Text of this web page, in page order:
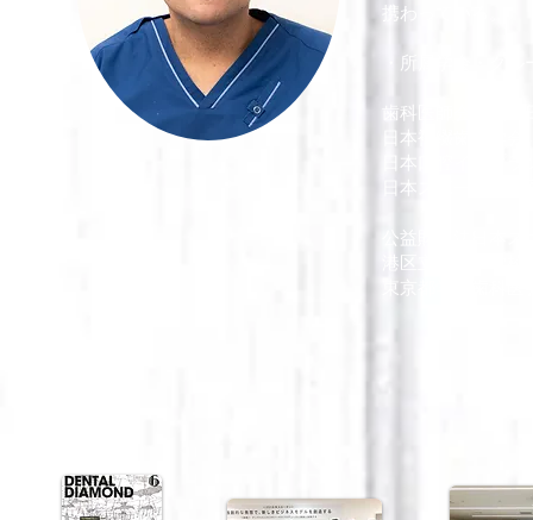
携わっている。
・所属学会・グ
歯科医師会会員
日本補綴歯科学会
日本口腔インプラ
日本スポーツ歯
公益財団法日本
港区立青山小学
東京都学校歯科医